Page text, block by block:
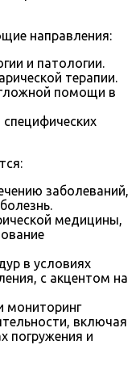
направления:
и патологии.
терапии.
помощи в
заболеваний,
медицины,
в условиях
с акцентом на
мониторинг
включая
погружения и